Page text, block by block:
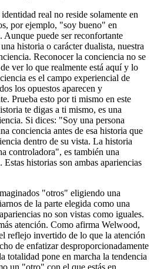
real no reside solamente en
por ejemplo, "soy bueno" en
puede ser reconfortante
historia o carácter dualista, nuestra
Reconocer la conciencia no se
ver lo que realmente está aquí y lo
es el campo experiencial de
los opuestos aparecen y
Prueba esto por ti mismo en este
te digas a ti mismo, es una
Si dices: "Soy una persona
conciencia antes de esa historia que
dentro de su vista. La historia
controladora", es también una
historias son ambas apariencias
"otros" eligiendo una
de la parte elegida como una
no son vistas como iguales.
atención. Como afirma Welwood,
reflejo invertido de lo que la atención
de enfatizar desproporcionadamente
totalidad pone en marcha la tendencia
un "otro" con el que estás en